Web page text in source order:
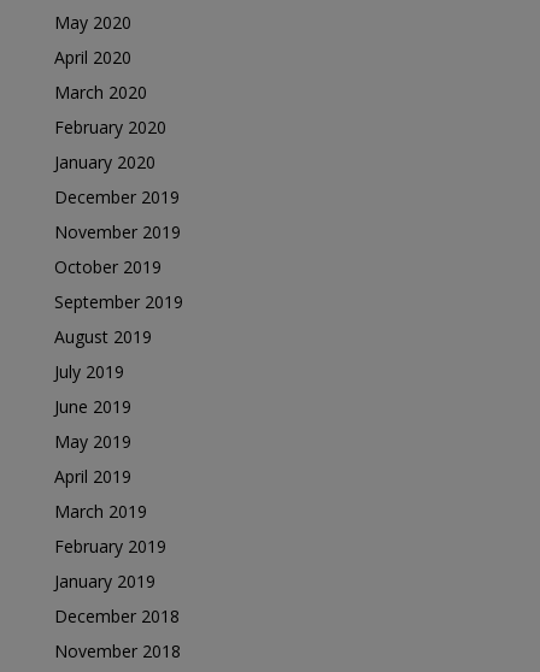
May 2020
April 2020
March 2020
February 2020
January 2020
December 2019
November 2019
October 2019
September 2019
August 2019
July 2019
June 2019
May 2019
April 2019
March 2019
February 2019
January 2019
December 2018
November 2018